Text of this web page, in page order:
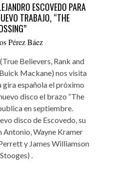
ESCOVEDO PARA
TRABAJO, “THE
Pérez Báez
Believers, Rank and
Mackane) nos visita
gira española el próximo
disco el brazo “The
en septiembre.
disco de Escovedo, su
Antonio, Wayne Kramer
y James Williamson
.